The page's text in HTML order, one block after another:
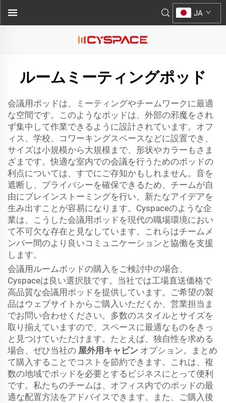
JA
ルームミーティングポッド
会議用ポッドは、ミーティングやチームワークに最適
な空間です。このようなポッドは、外部の邪魔をされ
ず集中して作業できるように設計されています。オフ
ィス、学校、コワーキングスペースなどに設置でき、
サイズは小規模から大規模まで、形状やカラーもさま
ざまです。快適な室内での会議を行うためのポッドの
利点については、すでにご存知かもしれません。音を
遮断し、プライバシーを確保できるため、チームが自
由にブレインストーミングを行い、新たなアイデアを
生み出すことが容易になります。Cyspaceのような企
業は、こうした会議用ポッドを現代の職場環境におい
て不可欠な存在と見なしています。これらはチームメ
ンバー間のより良いコミュニケーションと協働を支援
します。
会議用ルームポッドの購入をご検討中の場合、
Cyspaceは良い選択肢です。当社では工場直送価格で
高品質な会議用ポッドを提供しています。ご希望の製
品はウェブサイトからご購入いただくか、営業担当ま
でお問い合わせください。多数のスタイルとサイズを
取り揃えていますので、スペースに最適なものをきっ
と見つけていただけます。たとえば、独自性を求める
場合、ぜひ当社の 屋外用キャビン オプション。まとめ
て購入することでコストを節約できます。これは、複
数の地域でポッドを必要とするビジネスにとって便利
です。私たちのチームは、オフィス内でのポッドの最
適な配置方法をアドバイスできます。また、ご購入後